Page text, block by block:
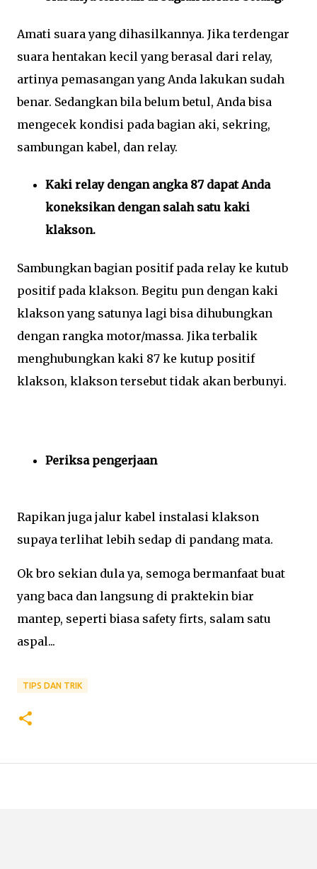
Amati suara yang dihasilkannya. Jika terdengar
suara hentakan kecil yang berasal dari relay,
artinya pemasangan yang Anda lakukan sudah
benar. Sedangkan bila belum betul, Anda bisa
mengecek kondisi pada bagian aki, sekring,
sambungan kabel, dan relay.
Kaki relay dengan angka 87 dapat Anda
koneksikan dengan salah satu kaki
klakson.
Sambungkan bagian positif pada relay ke kutub
positif pada klakson. Begitu pun dengan kaki
klakson yang satunya lagi bisa dihubungkan
dengan rangka motor/massa. Jika terbalik
menghubungkan kaki 87 ke kutup positif
klakson, klakson tersebut tidak akan berbunyi.
Periksa pengerjaan
Rapikan juga jalur kabel instalasi klakson
supaya terlihat lebih sedap di pandang mata.
Ok bro sekian dula ya, semoga bermanfaat buat
yang baca dan langsung di praktekin biar
mantep, seperti biasa safety firts, salam satu
aspal...
TIPS DAN TRIK